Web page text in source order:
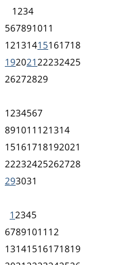
1 234
567891011
12131415161718
192021 22232425
26272829
1 234567
891011 121314
15161718192021
22232425262728
293031
1 2345
67891011 12
13141516171819